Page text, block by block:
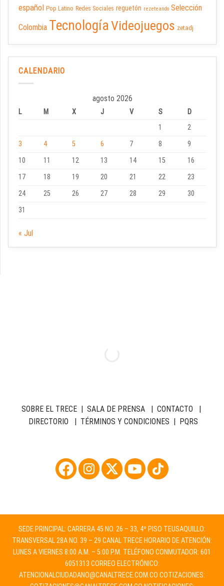
español Pop Latino Redes Sociales reguetón rezeteando Selección
Colombia TecnologíaVideojuegos zetadj
CALENDARIO
agosto 2026
L M X J V S
D
1
2
3
4 5 6 7 8
9
10
11 12 13 14 15
16
17
18 19 20 21 22
23
24
25 26 27 28 29
30
31
« Jul
SOBRE EL TRECE| SALA DE PRENSA| CONTACTO |
DIRECTORIO | TÉRMINOS Y CONDICIONES | PQRS
SEDE PRINCIPAL: CARRERA 45 NO. 26 – 33, 4º PISO TEUSAQUILLO:
TRANSVERSAL 28A NO. 39 – 29 CANAL TRECE HORARIO DE ATENCIÓN:
LUNES A VIERNES 8:00 A.M. – 5:00 P.M. TELÉFONO CONMUTADOR: 601
6051313 CORREO ELECTRÓNICO:
ATENCIONALCIUDADANO@CANALTRECE.COM.CO COTIZACIONES: